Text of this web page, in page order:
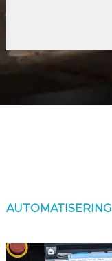
AUTOMATISERING